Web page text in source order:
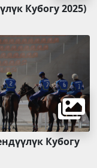
Кубогу 2025)
Кубогу